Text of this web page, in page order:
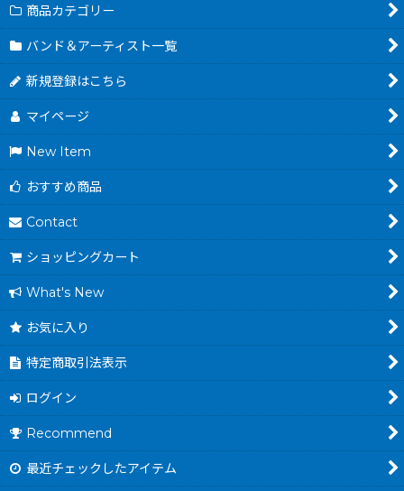
商品カテゴリー
バンド＆アーティスト一覧
新規登録はこちら
マイページ
New Item
おすすめ商品
Contact
ショッピングカート
What's New
お気に入り
特定商取引法表示
ログイン
Recommend
最近チェックしたアイテム